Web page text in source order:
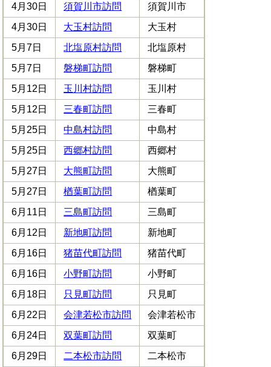
4月30日
須賀川市訪問
須賀川市
4月30日
大玉村訪問
大玉村
5月7日
北塩原村訪問
北塩原村
5月7日
磐梯町訪問
磐梯町
5月12日
玉川村訪問
玉川村
5月12日
三春町訪問
三春町
5月25日
中島村訪問
中島村
5月25日
西郷村訪問
西郷村
5月27日
大熊町訪問
大熊町
5月27日
楢葉町訪問
楢葉町
6月11日
三島町訪問
三島町
6月12日
新地町訪問
新地町
6月16日
猪苗代町訪問
猪苗代町
6月16日
小野町訪問
小野町
6月18日
只見町訪問
只見町
6月22日
会津若松市訪問
会津若松市
6月24日
双葉町訪問
双葉町
6月29日
二本松市訪問
二本松市